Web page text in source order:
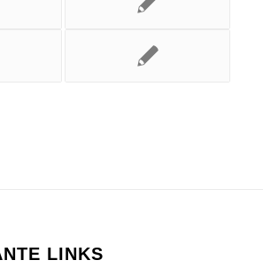
LINKS